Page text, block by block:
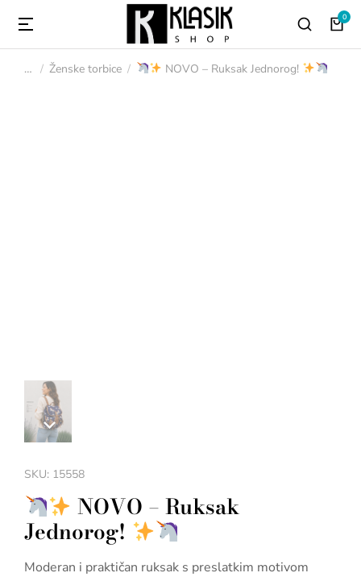
You are here:
Ženske torbice NOVO – Ruksak Jednorog!
SKU: 15558
NOVO – Ruksak
Jednorog!
Moderan i praktičan ruksak s preslatkim motivom